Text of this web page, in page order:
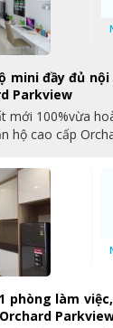
mini đầy đủ
Parkview
mới 100%vừa
hộ cao cấp
phòng làm